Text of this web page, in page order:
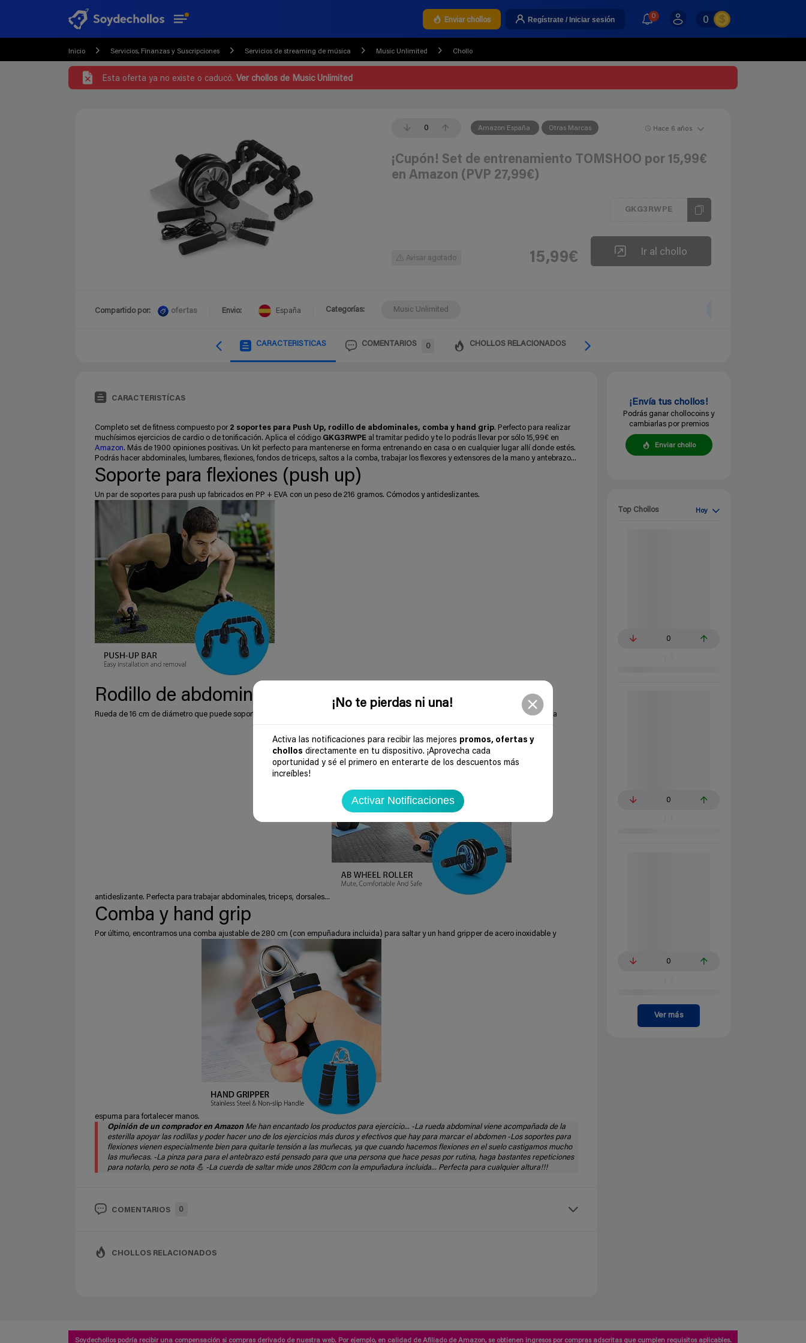
¡No te pierdas ni una!
Activa las notificaciones para recibir las mejores promos, ofertas y
chollos directamente en tu dispositivo. ¡Aprovecha cada
oportunidad y sé el primero en enterarte de los descuentos más
increíbles!
Activar Notificaciones
Enviar chollos Regístrate / Iniciar sesión 0 0
Inicio Servicios, Finanzas y Suscripciones Servicios de streaming de música Music Unlimited Chollo
Esta oferta ya no existe o caducó. Ver chollos de Music Unlimited
0 Amazon España Otras Marcas Hace 6 años
¡Cupón! Set de entrenamiento TOMSHOO por 15,99€
en Amazon (PVP 27,99€)
GKG3RWPE
Avisar agotado 15,99€ Ir al chollo
Compartido por: ofertas Envio: España Categorías: Music Unlimited
CARACTERISTICAS COMENTARIOS 0 CHOLLOS RELACIONADOS
CARACTERISTÍCAS
Completo set de fitness compuesto por 2 soportes para Push Up, rodillo de abdominales, comba y hand grip. Perfecto para realizar
muchísimos ejercicios de cardio o de tonificación. Aplica el código GKG3RWPE al tramitar pedido y te lo podrás llevar por sólo 15,99€ en
Amazon. Más de 1900 opiniones positivas. Un kit perfecto para mantenerse en forma entrenando en casa o en cualquier lugar allí donde estés.
Podrás hacer abdominales, lumbares, flexiones, fondos de triceps, saltos a la comba, trabajar los flexores y extensores de la mano y antebrazo...
Soporte para flexiones (push up)
Un par de soportes para push up fabricados en PP + EVA con un peso de 216 gramos. Cómodos y antideslizantes.
Rodillo de abdominales
Rueda de 16 cm de diámetro que puede soportar más de 300 kg de peso. Su mango, sobre una barra de acero, está cubierto de espuma
antideslizante. Perfecta para trabajar abdominales, triceps, dorsales...
Comba y hand grip
Por último, encontramos una comba ajustable de 280 cm (con empuñadura incluida) para saltar y un hand gripper de acero inoxidable y
espuma para fortalecer manos.
Opinión de un comprador en Amazon Me han encantado los productos para ejercicio... -La rueda abdominal viene acompañada de la
esterilla apoyar las rodillas y poder hacer uno de los ejercicios más duros y efectivos que hay para marcar el abdomen -Los soportes para
flexiones vienen especialmente bien para quitarle tensión a las muñecas, ya que cuando hacemos flexiones en el suelo castigamos mucho
las muñecas. -La pinza para para el antebrazo está pensado para que una persona que hace pesas por rutina, haga bastantes repeticiones
para notarlo, pero se nota 💪 -La cuerda de saltar mide unos 280cm con la empuñadura incluida... Perfecta para cualquier altura!!!
COMENTARIOS 0
CHOLLOS RELACIONADOS
¡Envía tus chollos!
Podrás ganar chollocoins y
cambiarlas por premios
Enviar chollo
Top Chollos Hoy
0
0
0
Ver más
Soydechollos podría recibir una compensación si compras derivado de nuestra web. Por ejemplo, en calidad de Afiliado de Amazon, se obtienen ingresos por compras adscritas que cumplen requisitos aplicables.